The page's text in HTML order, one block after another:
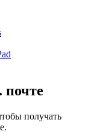
почте
получать